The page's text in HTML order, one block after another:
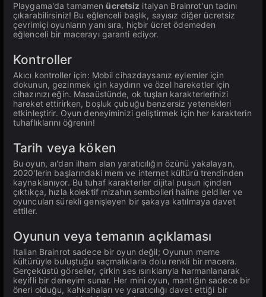
Playgama'da tamamen ücretsiz italyan Brainrot'un tadını
çıkarabilirsiniz! Bu eğlenceli başlık, sayısız diğer ücretsiz
çevrimiçi oyunların yanı sıra, hiçbir ücret ödemeden
eğlenceli bir macerayı garanti ediyor.
Kontroller
Akıcı kontroller için: Mobil cihazdaysanız eylemler için
dokunun, gezinmek için kaydırın ve özel hareketler için
cihazınızı eğin. Masaüstünde, ok tuşları karakterlerinizi
hareket ettirirken, boşluk çubuğu benzersiz yetenekleri
etkinleştirir. Oyun deneyiminizi geliştirmek için her karakterin
tuhaflıklarını öğrenin!
Tarih veya köken
Bu oyun, aı'dan ilham alan yaratıcılığın özünü yakalayan,
2020'lerin başlarındaki mem ve internet kültürü trendinden
kaynaklanıyor. Bu tuhaf karakterler dijital pusun içinden
çıktıkça, hızla kolektif mizahın sembolleri haline geldiler ve
oyuncuları sürekli genişleyen bir şakaya katılmaya davet
ettiler.
Oyunun veya temanın açıklaması
Italian Brainrot sadece bir oyun değil; Oyunun meme
kültürüyle buluştuğu saçmalıklarla dolu renkli bir macera.
Gerçeküstü görseller, çirkin ses ısırıklarıyla harmanlanarak
keyifli bir deneyim sunar. Her mini oyun, mantığın sadece bir
öneri olduğu, kahkahaları ve yaratıcılığı davet ettiği bir